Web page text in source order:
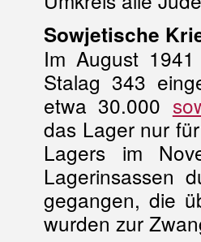
Sowjetische
Im August
Stalag 343
etwa 30.000
das Lager nur
Lagers im
Lagerinsassen
gegangen, die
wurden zur